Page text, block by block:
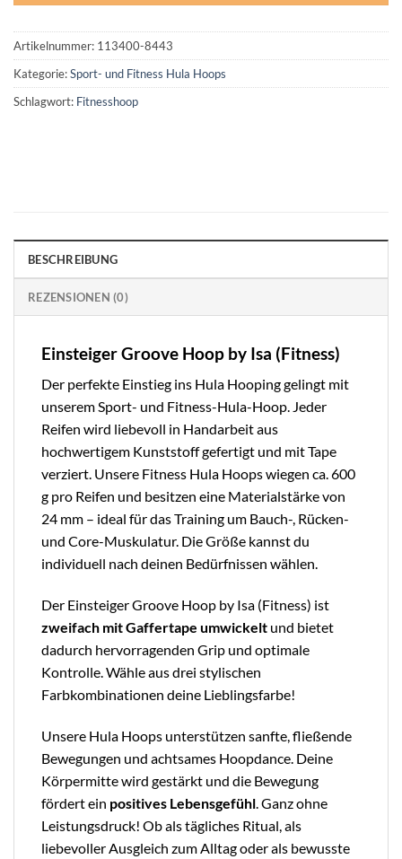
Artikelnummer: 113400-8443
Kategorie:Sport- und Fitness Hula Hoops
Schlagwort: Fitnesshoop
BESCHREIBUNG
REZENSIONEN (0)
Einsteiger Groove Hoop by Isa (Fitness)
Der perfekte Einstieg ins Hula Hooping gelingt mit
unserem Sport- und Fitness-Hula-Hoop. Jeder
Reifen wird liebevoll in Handarbeit aus
hochwertigem Kunststoff gefertigt und mit Tape
verziert. Unsere Fitness Hula Hoops wiegen ca. 600
g pro Reifen und besitzen eine Materialstärke von
24 mm – ideal für das Training um Bauch-, Rücken-
und Core-Muskulatur. Die Größe kannst du
individuell nach deinen Bedürfnissen wählen.
Der Einsteiger Groove Hoop by Isa (Fitness) ist
zweifach mit Gaffertape umwickelt und bietet
dadurch hervorragenden Grip und optimale
Kontrolle.Wähle aus drei stylischen
Farbkombinationen deine Lieblingsfarbe!
Unsere Hula Hoops unterstützen sanfte, fließende
Bewegungen und achtsames Hoopdance. Deine
Körpermitte wird gestärkt und die Bewegung
fördert ein positives Lebensgefühl. Ganz ohne
Leistungsdruck! Ob als tägliches Ritual, als
liebevoller Ausgleich zum Alltag oder als bewusste